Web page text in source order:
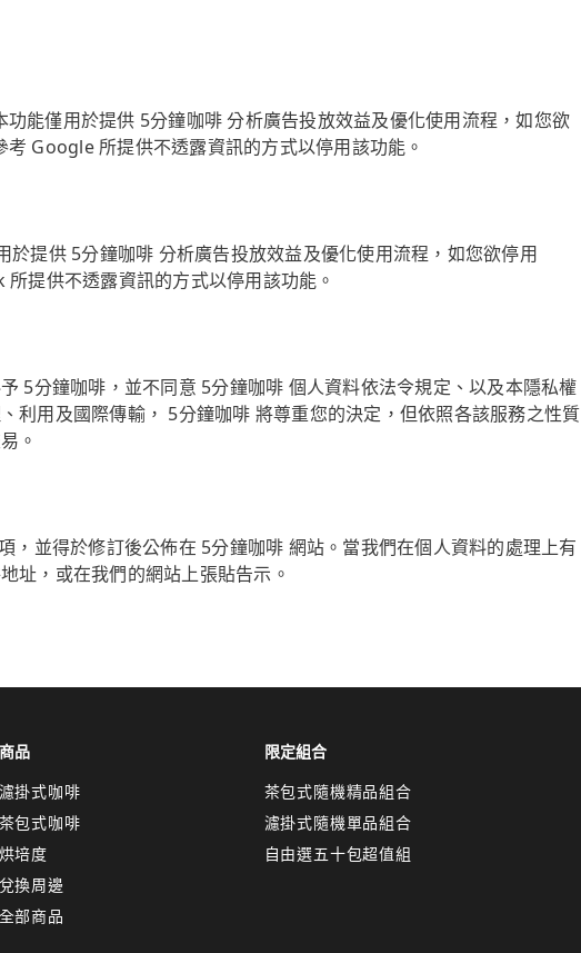
能僅用於提供 5分鐘咖啡 分析廣告投放效益及優化使用流程，如您欲
Google 所提供不透露資訊的方式以停用該功能。
提供 5分鐘咖啡 分析廣告投放效益及優化使用流程，如您欲停用
提供不透露資訊的方式以停用該功能。
5分鐘咖啡，並不同意 5分鐘咖啡 個人資料依法令規定、以及本隱私權
利用及國際傳輸， 5分鐘咖啡 將尊重您的決定，但依照各該服務之性質
。
，並得於修訂後公佈在 5分鐘咖啡 網站。當我們在個人資料的處理上有
址，或在我們的網站上張貼告示。
商品
濾掛式咖啡
茶包式咖啡
烘培度
兌換周邊
全部商品
限定組合
茶包式隨機精品組合
濾掛式隨機單品組合
自由選五十包超值組